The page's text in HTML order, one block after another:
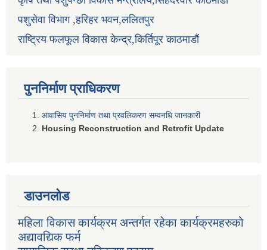
पशुसेवा विभाग ,हरिहर भवन,ललितपुर
राष्ट्रिय फलफूल विकास केन्द्र,किर्तिपूर काठमाडौं
पुननिर्माण प्राधिकरण
आवासिय पुननिर्माण तथा प्रवलिकरण सम्वनधि जानकारी
Housing Reconstruction and Retrofit Update
डाउनलोड
महिला विकास कार्यक्रम अन्तर्गत रहेका कार्यक्रमहरुको
अद्यावद्यिक फर्म